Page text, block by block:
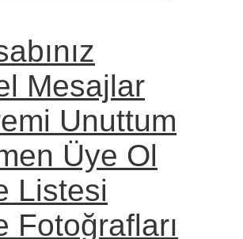
Mesajlar
Unuttum
Üye Ol
Listesi
Fotoğrafları